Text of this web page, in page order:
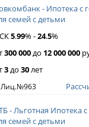
- Ипотека с
семей с детьми
5.99% -24.5%
300 000до 12 000 000
3до30лет
Лиц.№963
- Льготная Ипотека
семей с детьми